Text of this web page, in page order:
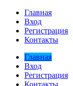
Главная
Вход
Регистрация
Контакты
Главная
Вход
Регистрация
Контакты